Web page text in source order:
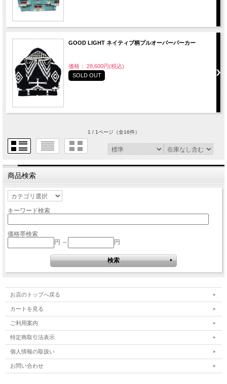
GOOD LIGHT ネイティブ柄プルオーバーパーカー
価格： 28,600円(税込)
SOLD OUT
1 / 1ページ（全16件）
商品検索
キーワード検索
価格帯検索
円 ～
円
お店のトップへ戻る
カートを見る
ご利用案内
特定商取引法表示
個人情報の取扱い
お問い合わせ